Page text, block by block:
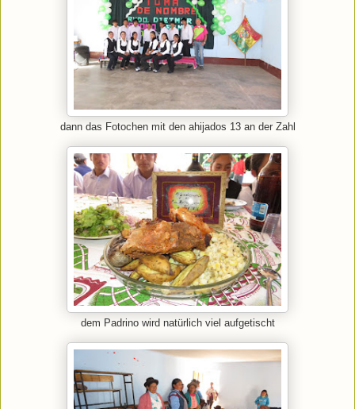
dann das Fotochen mit den ahijados 13 an der Zahl
dem Padrino wird natürlich viel aufgetischt